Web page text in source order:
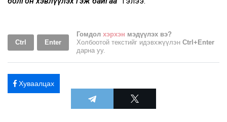
Ctrl Enter
Гомдол хэрхэн мэдүүлэх вэ?
Холбоотой текстийг идэвхжүүлэн Ctrl+Enter
дарна уу.
Хуваалцах